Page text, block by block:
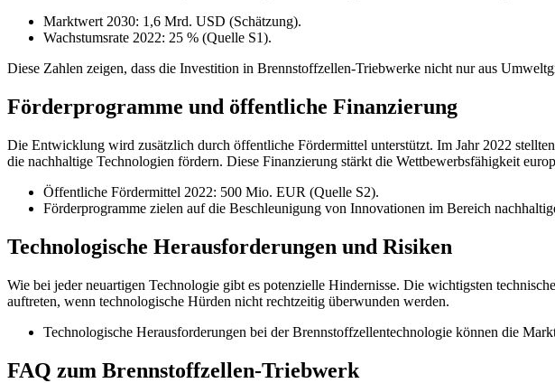
Marktwert 2030: 1,6 Mrd. USD (Schätzung).
Wachstumsrate 2022: 25 % (Quelle S1).
Diese Zahlen zeigen, dass die Investition in Brennstoffzellen-Triebwerke nicht nur aus
Förderprogramme und öffentliche Finanzierung
Die Entwicklung wird zusätzlich durch öffentliche Fördermittel unterstützt. Im Jahr 2022
die nachhaltige Technologien fördern. Diese Finanzierung stärkt die Wettbewerbsfähigkeit
Öffentliche Fördermittel 2022: 500 Mio. EUR (Quelle S2).
Förderprogramme zielen auf die Beschleunigung von Innovationen im Bereich
Technologische Herausforderungen und Risiken
Wie bei jeder neuartigen Technologie gibt es potenzielle Hindernisse. Die wichtigsten
auftreten, wenn technologische Hürden nicht rechtzeitig überwunden werden.
Technologische Herausforderungen bei der Brennstoffzellentechnologie können die
FAQ zum Brennstoffzellen-Triebwerk